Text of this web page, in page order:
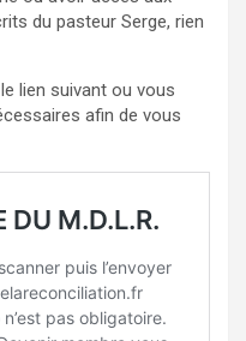
du pasteur Serge, rien
lien suivant ou vous
afin de vous